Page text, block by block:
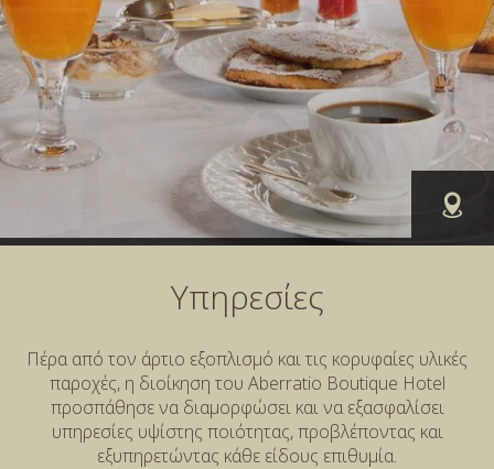
Υπηρεσίες
Πέρα από τον άρτιο εξοπλισμό και τις κορυφαίες υλικές
παροχές, η διοίκηση του Aberratio Boutique Hotel
προσπάθησε να διαμορφώσει και να εξασφαλίσει
υπηρεσίες υψίστης ποιότητας, προβλέποντας και
εξυπηρετώντας κάθε είδους επιθυμία.